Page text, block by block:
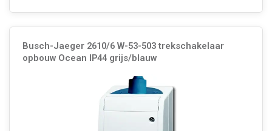
Busch-Jaeger 2610/6 W-53-503 trekschakelaar
opbouw Ocean IP44 grijs/blauw